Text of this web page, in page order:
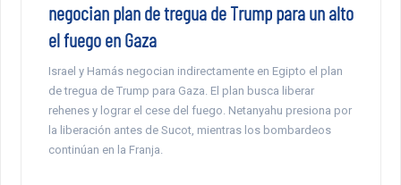
negocian plan de tregua de Trump para un alto
el fuego en Gaza
Israel y Hamás negocian indirectamente en Egipto el plan
de tregua de Trump para Gaza. El plan busca liberar
rehenes y lograr el cese del fuego. Netanyahu presiona por
la liberación antes de Sucot, mientras los bombardeos
continúan en la Franja.